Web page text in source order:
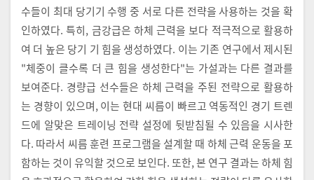
수들이 최대 당기기 수행 중 서로 다른 전략을 사용하는 것을 확
인하였다. 특히, 금강급은 하체 근력을 보다 적극적으로 활용하
여 더 높은 당기 기 힘을 생성하였다. 이는 기존 연구에서 제시된
"체중이 클수록 더 큰 힘을 생성한다"는 가설과는 다른 결과를
보여준다. 경량급 선수들은 하체 근력을 주된 전략으로 활용하
는 경향이 있으며, 이는 현대 씨름이 빠르고 역동적인 경기 트렌
드에 알맞은 트레이닝 전략 설정에 뒷받침될 수 있음을 시사한
다. 따라서 씨름 훈련 프로그램을 설계할 때 하체 근력 운동을 포
함하는 것이 유익할 것으로 보인다. 또한, 본 연구 결과는 하체 힘